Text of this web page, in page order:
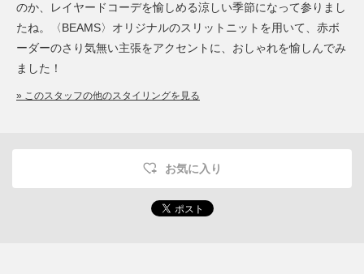
のか、レイヤードコーデを愉しめる涼しい季節になって参りまし
たね。〈BEAMS〉オリジナルのスリットニットを用いて、赤ボ
ーダーのさり気無い主張をアクセントに、おしゃれを愉しんでみ
ました！
» このスタッフの他のスタイリングを見る
お気に入り